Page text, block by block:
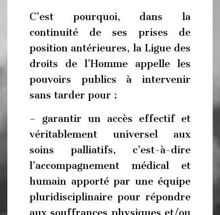
C’est pourquoi, dans la
continuité de ses prises de
position antérieures, la Ligue des
droits de l’Homme appelle les
pouvoirs publics à intervenir
sans tarder pour :
– garantir un accès effectif et
véritablement universel aux
soins palliatifs, c’est-à-dire
l’accompagnement médical et
humain apporté par une équipe
pluridisciplinaire pour répondre
aux souffrances physiques et/ou